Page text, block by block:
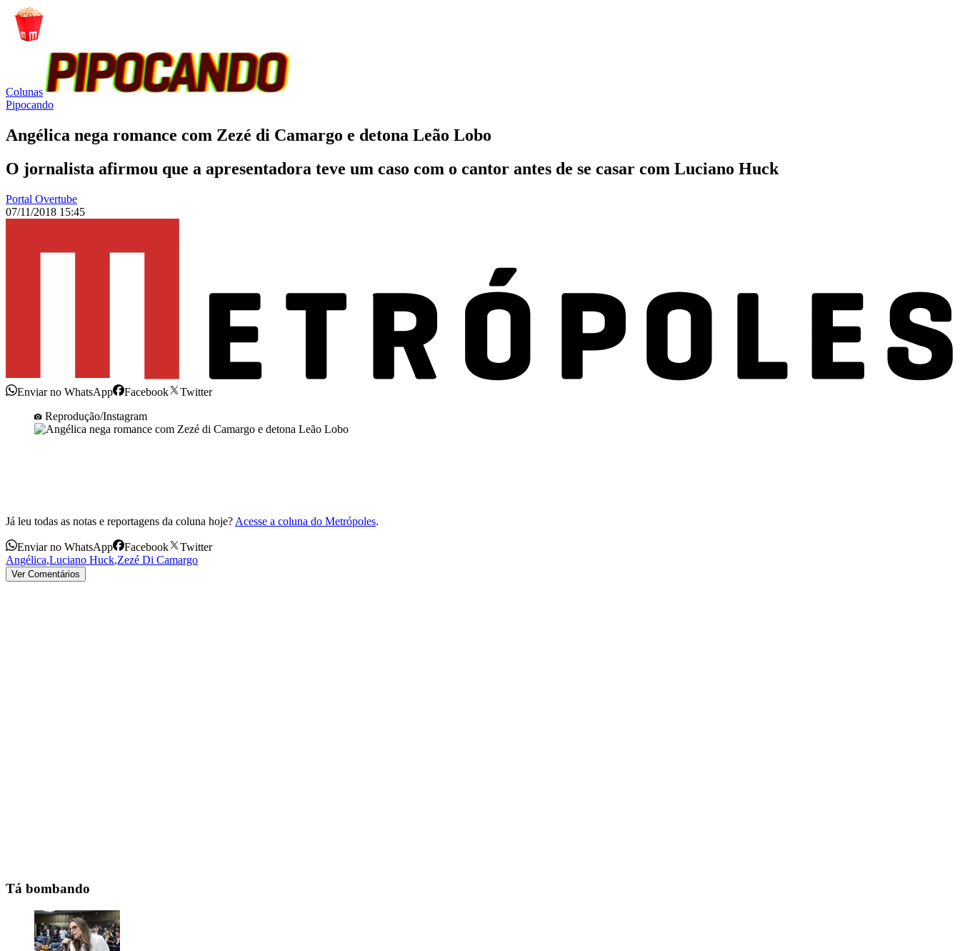
Colunas
Pipocando
Angélica nega romance com Zezé di Camargo e detona Leão Lobo
O jornalista afirmou que a apresentadora teve um caso com o cantor antes de se casar com Luciano Huck
Portal Overtube
07/11/2018 15:45
Enviar no WhatsApp Facebook
Twitter
Reprodução/Instagram
Já leu todas as notas e reportagens da coluna hoje? Acesse a coluna do Metrópoles.
Enviar no WhatsApp Facebook
Twitter
Angélica,Luciano Huck,Zezé Di Camargo
Ver Comentários
Tá bombando